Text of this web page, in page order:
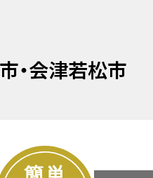
・会津若松市